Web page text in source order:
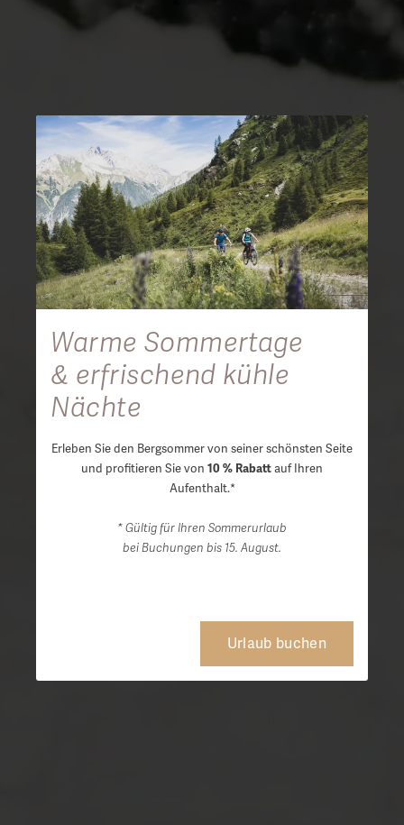
Warme Sommertage
& erfrischend kühle
Nächte
Erleben Sie den Bergsommer von seiner schönsten Seite
und profitieren Sie von 10 % Rabattauf Ihren
Aufenthalt.*
* Gültig für Ihren Sommerurlaub
bei Buchungen bis 15. August.
Urlaub buchen